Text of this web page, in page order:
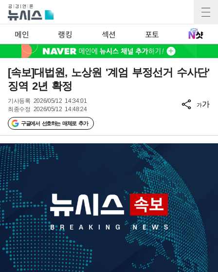
메인 랭킹 섹션 포토
[속보]대법원, 노상원 '계엄 부정선거 수사단'
징역 2년 확정
기사등록 2026/05/12 14:34:01
최종수정 2026/05/12 14:48:24
구글에서 선호하는 매체로 추가
가가